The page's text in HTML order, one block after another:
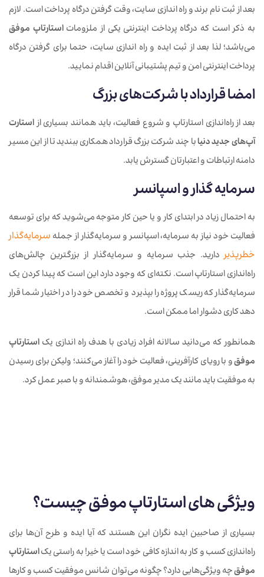
بعد از ثبت نام برند و راه اندازی سایت، وقت گرفتن درگاه پرداخت است. لازم
به ذکر است که درگاه پرداخت اینترنتی یکی از ملزوماتاستارتاپ موفق
می‌باشد؛ لذا بعد از ثبت ایده و راه اندازی سایت، حتما برای گرفتن درگاه
پرداخت اینترنتی امن و تیم پشتیبانی آنلاین اقدام نمایید.
امضا قرارداد با شرکت‌های بزرگ
بعد از راه‌اندازی استارتاپ و شروع فعالیت، باید همانند بسیاری ازاستارت
آپ‌های جدید دنیابا چند شرکت بزرگ قرارداد همکاری ببندید تا از این مسیر
دامنه ارتباطات و اعتبارتان گسترش یابد.
سرمایه گذار و اسپانسر
به احتمال زیاد در ابتدای کار و یا حین کار متوجه می‌شوید که برای توسعه
فعالیت خود نیاز به سرمایه، اسپانسر و سرمایه‌گذار از جمله سرمایه‌گذار
خطرپذیردارید. جذب سرمایه و سرمایه‌گذار از بزرگترین چالش‌های
راه‌اندازی استارتاپ است. نکته‌ای که وجود دارد این است که پیدا کردن یک
سرمایه‌گذار که ریسک پروژه را بپذیرد و تخصص خود را در اختیار شما قرار
دهد کاری دشوار اما ممکن است.
همانطور که می‌دانید سالانه افراد زیادی با هدف راه اندازی یک استارتاپ
موفقو با رویای کارآفرینی، فعالیت خود را آغاز می‌کنند؛ ولیکن برای رسیدن
به موفقیت باید مانند یک مدیر موفق، هوشمندانه و با صبر عمل کرد.
ویژگی هایاستارتاپ موفقچیست؟
بسیاری از صاحبین ایده نگران این هستند که آیا ایده و طرح‌ آن‌ها برای
راه‌اندازی کسب و کار به اندازه کافی خود است یا خیر! به راستی یکاستارتاپ
موفقچه ویژگی‌هایی دارد؟ چگونه می‌توان شانس موفقیت کسب و کارها